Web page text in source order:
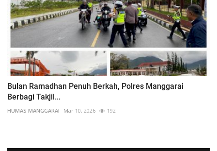
Bulan Ramadhan Penuh Berkah, Polres Manggarai
Berbagi Takjil...
HUMAS MANGGARAI Mar 10, 2026 192